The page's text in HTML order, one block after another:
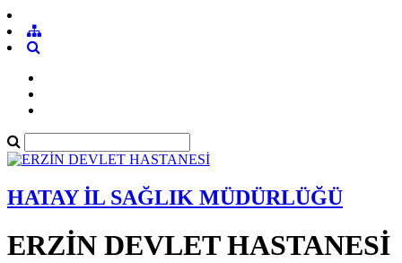
HATAY İL SAĞLIK MÜDÜRLÜĞÜ
ERZİN DEVLET HASTANESİ